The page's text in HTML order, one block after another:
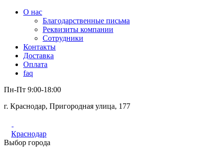
О нас
Благодарственные письма
Реквизиты компании
Сотрудники
Контакты
Доставка
Оплата
faq
Пн-Пт 9:00-18:00
г. Краснодар, Пригородная улица, 177
Краснодар
Выбор города